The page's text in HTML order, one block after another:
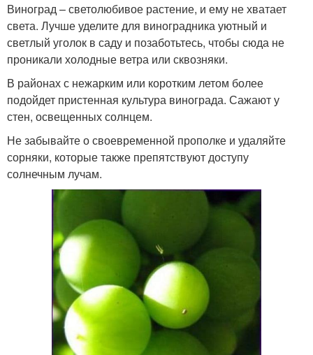
Виноград – светолюбивое растение, и ему не хватает
света. Лучше уделите для виноградника уютный и
светлый уголок в саду и позаботьтесь, чтобы сюда не
проникали холодные ветра или сквозняки.
В районах с нежарким или коротким летом более
подойдет пристенная культура винограда. Сажают у
стен, освещенных солнцем.
Не забывайте о своевременной прополке и удаляйте
сорняки, которые также препятствуют доступу
солнечным лучам.